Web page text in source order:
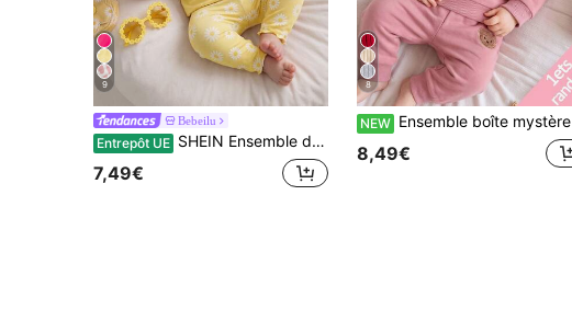
9
Bebeilu
Entrepôt UE SHEIN Ensemble de 2 pièces pour bébé fille nouveau-né, t-shirts et shorts imprimés marguerites, parfait pour l'été.
7,49€
8
NEW Ensemble boîte mystère pour bébé fille nouveau-né, 1 article aléatoire parmi 3, style décontracté mignon avec ours et imprimé faux broderie, Sweat-shirt col ras-du-cou à manches longues en polaire et pantalon, tissu doux, adapté aux sorties, automne/hiver
8,49€